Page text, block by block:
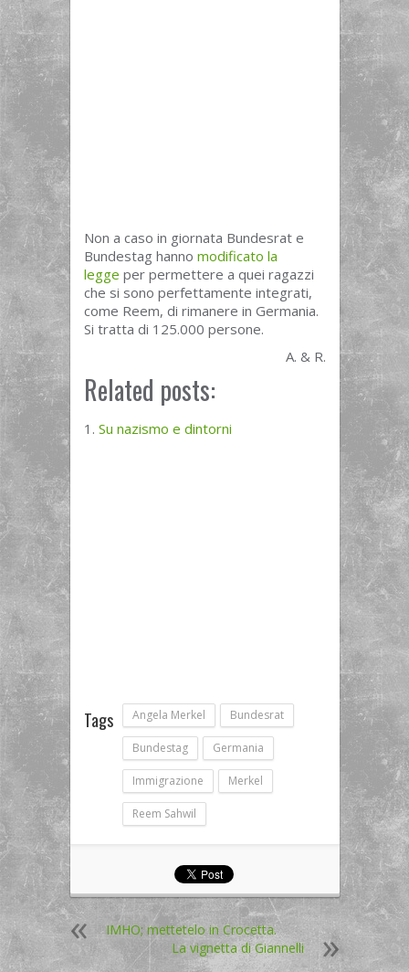
Non a caso in giornata Bundesrat e
Bundestag hanno modificato la
legge per permettere a quei ragazzi
che si sono perfettamente integrati,
come Reem, di rimanere in Germania.
Si tratta di 125.000 persone.
A. & R.
Related posts:
Su nazismo e dintorni
Tags Angela Merkel Bundesrat
Bundestag Germania
Immigrazione Merkel
Reem Sahwil
IMHO; mettetelo in Crocetta.
La vignetta di Giannelli